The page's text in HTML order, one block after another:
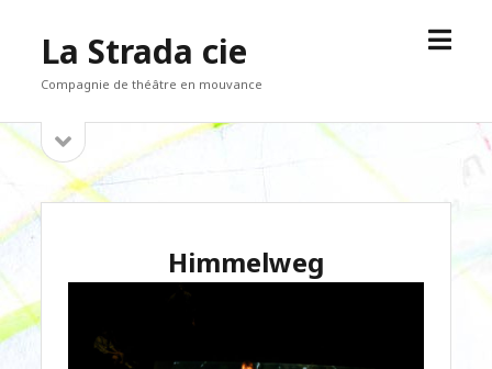
La Strada cie
Compagnie de théâtre en mouvance
open
Sidebar
sidebar
Himmelweg